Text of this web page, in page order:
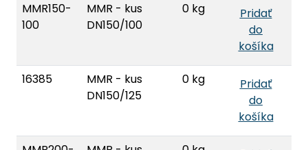
MMR150-
100
MMR - kus
DN150/100
0 kg
Pridať
do
košíka
16385
MMR - kus
DN150/125
0 kg
Pridať
do
košíka